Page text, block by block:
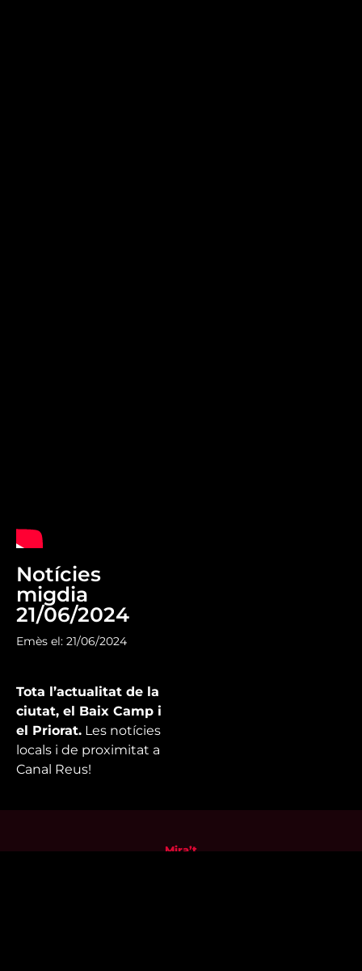
Notícies
migdia
21/06/2024
Emès el: 21/06/2024
Tota l’actualitat de la
ciutat, el Baix Camp i
el Priorat. Les notícies
locals i de proximitat a
Canal Reus!
Mira’t